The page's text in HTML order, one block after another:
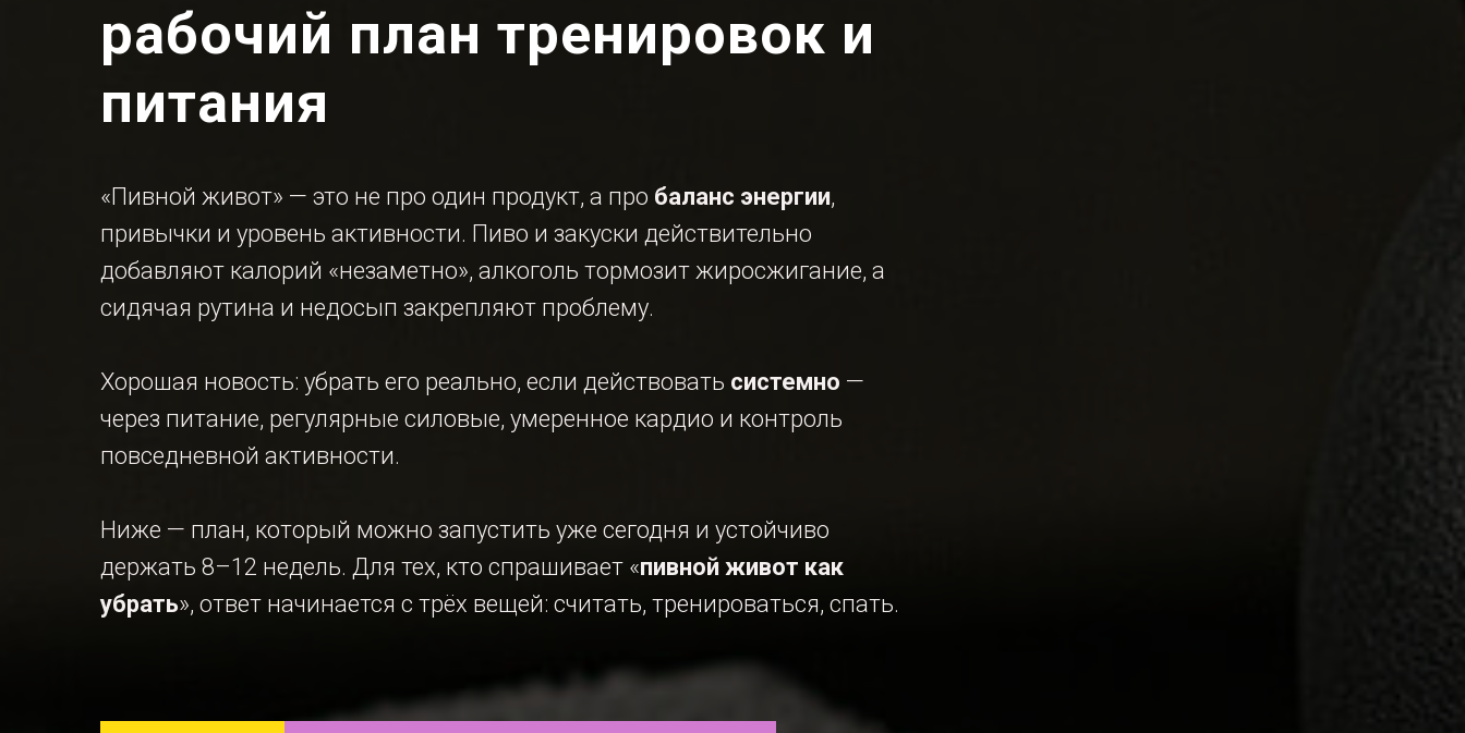
рабочий план тренировок и
питания
«Пивной живот» — это не про один продукт, а про баланс энергии,
привычки и уровень активности. Пиво и закуски действительно
добавляют калорий «незаметно», алкоголь тормозит жиросжигание, а
сидячая рутина и недосып закрепляют проблему.
Хорошая новость: убрать его реально, если действовать системно —
через питание, регулярные силовые, умеренное кардио и контроль
повседневной активности.
Ниже — план, который можно запустить уже сегодня и устойчиво
держать 8–12 недель. Для тех, кто спрашивает «пивной живот как
убрать», ответ начинается с трёх вещей: считать, тренироваться, спать.